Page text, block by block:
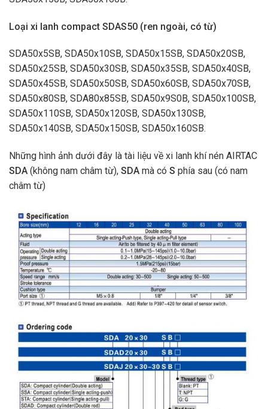
Loại xi lanh compact SDAS50 (ren ngoài, có từ)
SDA50x5SB, SDA50x10SB, SDA50x15SB, SDA50x20SB,
SDA50x25SB, SDA50x30SB, SDA50x35SB, SDA50x40SB,
SDA50x45SB, SDA50x50SB, SDA50x60SB, SDA50x70SB,
SDA50x80SB, SDA80x85SB, SDA50x9S0B, SDA50x100SB,
SDA50x110SB, SDA50x120SB, SDA50x130SB,
SDA50x140SB, SDA50x150SB, SDA50x160SB.
Những hình ảnh dưới đây là tài liệu về xi lanh khí nén AIRTAC
SDA (không nam châm từ), SDA mà có S phía sau (có nam
châm từ)